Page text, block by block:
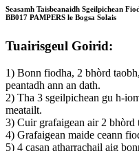
Seasamh Taisbeanaidh Sgeilpichean
BB017 PAMPERS le Bogsa Solais
Tuairisgeul Goirid:
1) Bonn fiodha, 2 bhòrd
peantadh ann an dath.
2) Tha 3 sgeilpichean gu h-
meatailt.
3) Cuir grafaigean air 2 bhòrd
4) Grafaigean maide ceann
5) 4 casan atharrachail aig